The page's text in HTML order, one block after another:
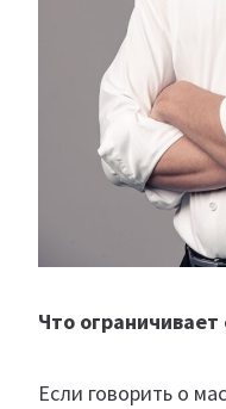
Что
Если говорить о